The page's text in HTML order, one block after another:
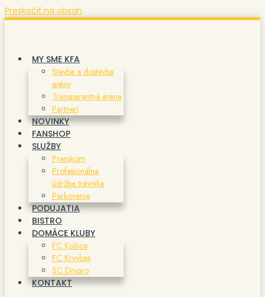
Preskočiť na obsah
MY SME KFA
Stavba a dostavba
arény
Transparentná aréna
Partneri
NOVINKY
FANSHOP
SLUŽBY
Prenájom
Profesionálna
údržba trávnika
Parkovanie
PODUJATIA
BISTRO
DOMÁCE KLUBY
FC Košice
FC Kryvbas
SC Dnipro
KONTAKT